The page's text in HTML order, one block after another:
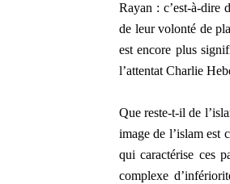
Rayan : c’est-à-dire
de leur volonté de
est encore plus
l’attentat Charlie
Que reste-t-il de
image de l’islam est
qui caractérise ces
complexe